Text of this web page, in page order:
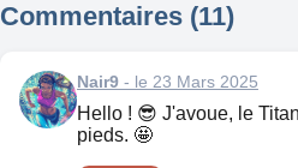
Commentaires (11)
Nair9 - le 23 Mars 2025
Hello ! 😎 J'avoue, le
pieds. 🤩